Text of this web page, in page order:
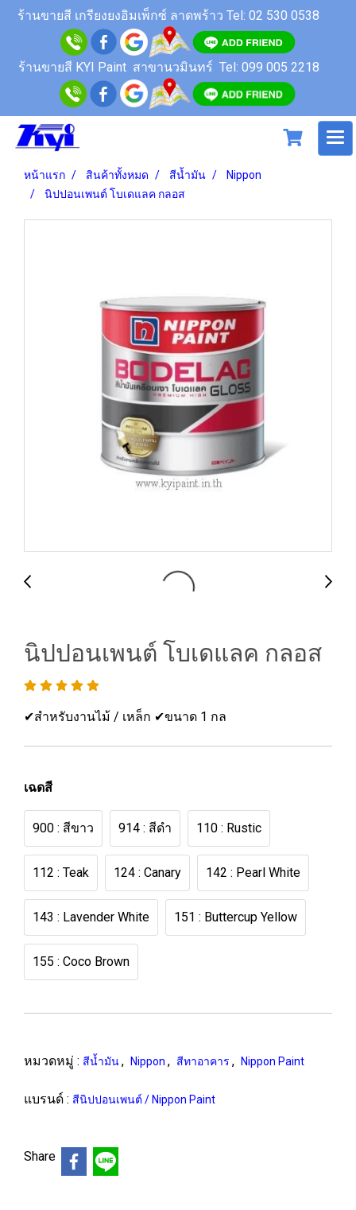
ร้านขายสี เกรียงยงอิมเพ็กซ์ ลาดพร้าว Tel: 02 530 0538
ร้านขายสี KYI Paint สาขานวมินทร์ Tel: 099 005 2218
หน้าแรก สินค้าทั้งหมด สีน้ำมัน
Nippon
นิปปอนเพนต์ โบเดแลค กลอส
นิปปอนเพนต์ โบเดแลค กลอส
✔สำหรับงานไม้ / เหล็ก ✔ขนาด 1 กล
เฉดสี
900 : สีขาว 914 : สีดำ 110 : Rustic
112 : Teak 124 : Canary 142 : Pearl White
143 : Lavender White 151 : Buttercup Yellow
155 : Coco Brown
หมวดหมู่ : สีน้ำมัน, Nippon , สีทาอาคาร , Nippon Paint
แบรนด์ : สีนิปปอนเพนต์ / Nippon Paint
Share